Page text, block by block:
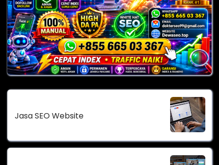
Jasa SEO Website